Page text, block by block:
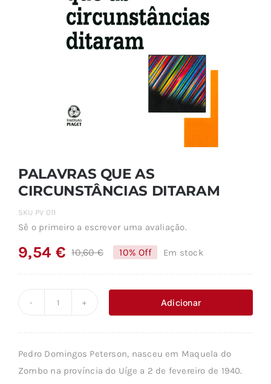
PALAVRAS QUE AS
CIRCUNSTÂNCIAS DITARAM
SKU PV 011
Sê o primeiro a escrever uma avaliação.
10,60€O
original
era:
9,54 €
O
é:
10% Off Em stock
QUE
AS
Adicionar
Pedro Domingos Peterson, nasceu em Maquela do
Zombo na província do Uíge a 2 de fevereiro de 1940.